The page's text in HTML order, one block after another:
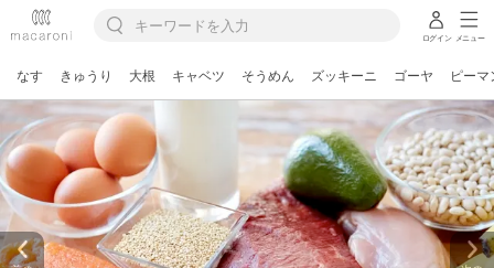
ログイン メニュー
なす きゅうり 大根 キャベツ そうめん ズッキーニ ゴーヤ ピーマ